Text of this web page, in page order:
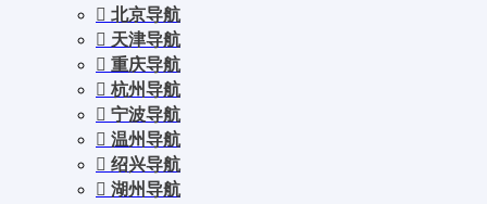
北京导航
天津导航
重庆导航
杭州导航
宁波导航
温州导航
绍兴导航
湖州导航